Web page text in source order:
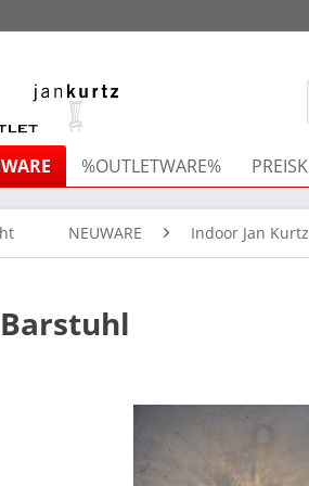
%OUTLETWARE%
NEUWARE Indoor Jan Kurtz